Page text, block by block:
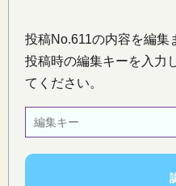
投稿No.611の内容を編集
投稿時の編集キーを入力
てください。